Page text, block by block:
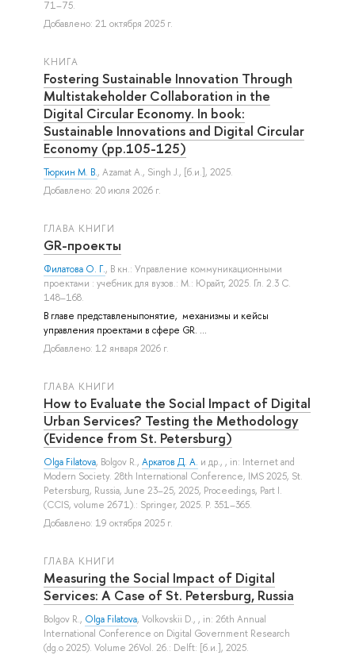
71–75.
Добавлено: 21 октября 2025 г.
КНИГА
Fostering Sustainable Innovation Through
Multistakeholder Collaboration in the
Digital Circular Economy. In book:
Sustainable Innovations and Digital Circular
Economy (pp.105-125)
Тюркин М. В., Azamat A., Singh J., [б.и.], 2025.
Добавлено: 20 июля 2026 г.
ГЛАВА КНИГИ
GR-проекты
Филатова О. Г., В кн.: Управление коммуникационными
проектами : учебник для вузов.: М.: Юрайт, 2025. Гл. 2.3 С.
148–168.
В главе представленыпонятие, механизмы и кейсы
управления проектами в сфере GR. ...
Добавлено: 12 января 2026 г.
ГЛАВА КНИГИ
How to Evaluate the Social Impact of Digital
Urban Services? Testing the Methodology
(Evidence from St. Petersburg)
Olga Filatova, Bolgov R., Аркатов Д. А. и др., , in: Internet and
Modern Society. 28th International Conference, IMS 2025, St.
Petersburg, Russia, June 23–25, 2025, Proceedings, Part I.
(CCIS, volume 2671).: Springer, 2025. P. 351–365.
Добавлено: 19 октября 2025 г.
ГЛАВА КНИГИ
Measuring the Social Impact of Digital
Services: A Case of St. Petersburg, Russia
Bolgov R., Olga Filatova, Volkovskii D., , in: 26th Annual
International Conference on Digital Government Research
(dg.o 2025). Volume 26Vol. 26.: Delft: [б.и.], 2025.